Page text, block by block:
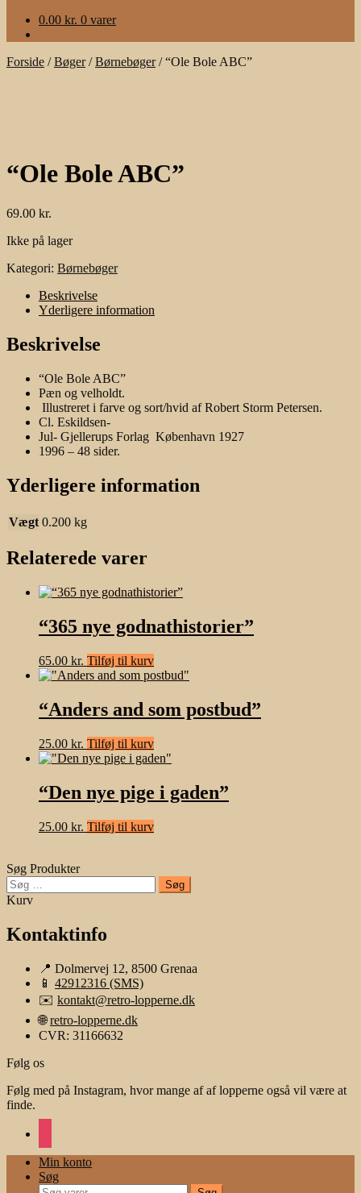
0.00 kr. 0 varer
Forside /Bøger/Børnebøger/“Ole Bole ABC”
“Ole Bole ABC”
69.00 kr.
Ikke på lager
Kategori: Børnebøger
Beskrivelse
Yderligere information
Beskrivelse
“Ole Bole ABC”
Pæn og velholdt.
Illustreret i farve og sort/hvid af Robert Storm Petersen.
Cl. Eskildsen-
Jul- Gjellerups Forlag København 1927
1996 – 48 sider.
Yderligere information
Vægt 0.200 kg
Relaterede varer
“365 nye godnathistorier”
65.00 kr. Tilføj til kurv
“Anders and som postbud”
25.00 kr. Tilføj til kurv
“Den nye pige i gaden”
25.00 kr. Tilføj til kurv
Søg Produkter
Søg
efter:
Kurv
Kontaktinfo
📍 Dolmervej 12, 8500 Grenaa
📱 42912316 (SMS)
✉️ kontakt@retro-lopperne.dk
🌐retro-lopperne.dk
CVR: 31166632
Følg os
Følg med på Instagram, hvor mange af af lopperne også vil være at
finde.
Min konto
Søg
Søg